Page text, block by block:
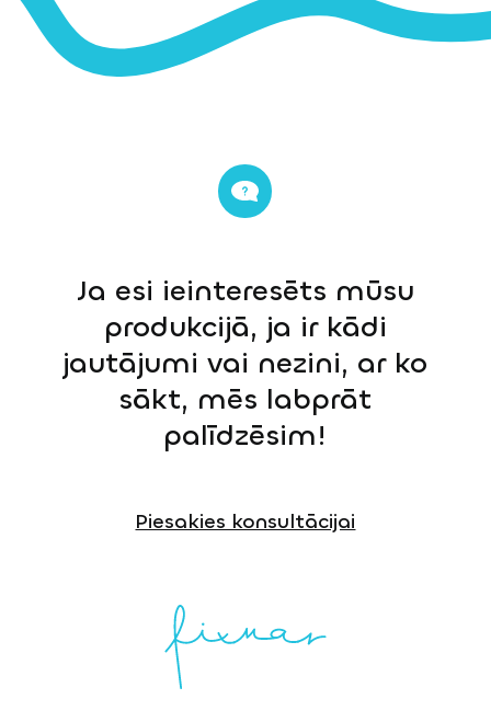
Ja esi ieinteresēts mūsu
produkcijā, ja ir kādi
jautājumi vai nezini, ar ko
sākt, mēs labprāt
palīdzēsim!
Piesakies konsultācijai